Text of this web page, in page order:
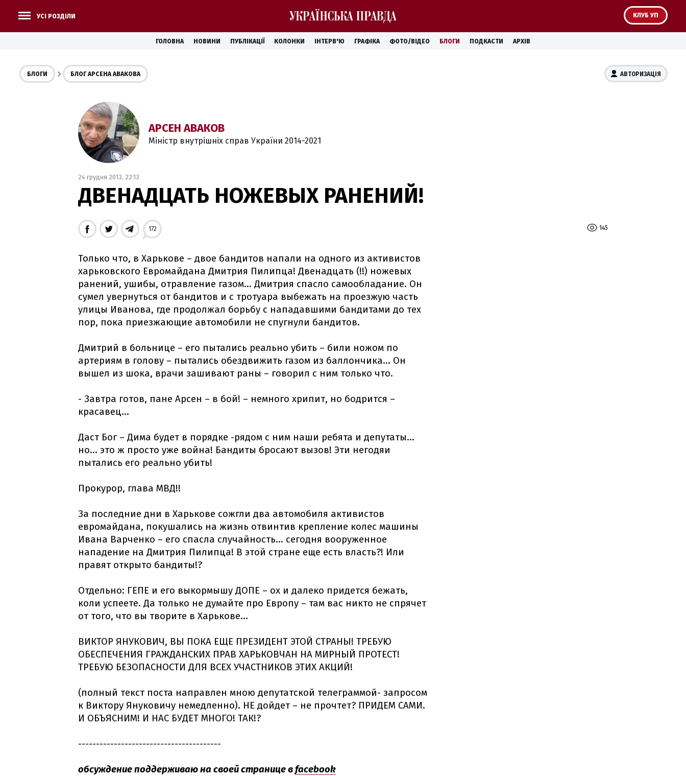
УСІ РОЗДІЛИ КЛУБ УП
ГОЛОВНА НОВИНИ ПУБЛІКАЦІЇ КОЛОНКИ ІНТЕРВ'Ю ГРАФІКА ФОТО/ВІДЕО БЛОГИ ПОДКАСТИ АРХІВ
АВТОРИЗАЦІЯ
БЛОГИ БЛОГ АРСЕНА АВАКОВА
АРСЕН АВАКОВ
Міністр внутрішніх справ України 2014-2021
24 грудня 2013, 22:13
ДВЕНАДЦАТЬ НОЖЕВЫХ РАНЕНИЙ!
145
172
Только что, в Харькове – двое бандитов напали на одного из активистов
харьковского Евромайдана Дмитрия Пилипца! Двенадцать (!!) ножевых
ранений, ушибы, отравление газом... Дмитрия спасло самообладание. Он
сумел увернуться от бандитов и с тротуара выбежать на проезжую часть
улицы Иванова, где продолжал борьбу с нападавшими бандитами до тех
пор, пока приезжающие автомобили не спугнули бандитов.
Дмитрий в больнице – его пытались реально убить – били ножом по
артериям в голову – пытались обездвижить газом из баллончика... Он
вышел из шока, врачи зашивают раны – говорил с ним только что.
- Завтра готов, пане Арсен – в бой! – немного хрипит, но бодрится –
красавец...
Даст Бог – Дима будет в порядке -рядом с ним наши ребята и депутаты...
но... это ж просто уже война! Бандиты бросают вызов! Эти негодяи
пытались его реально убить!
Прокурор, глава МВД!!
За последние дни в Харькове сожгли два автомобиля активистов
евромайдана, покушались на жизнь отвинтив крепление колес машины
Ивана Варченко – его спасла случайность... сегодня вооруженное
нападение на Дмитрия Пилипца! В этой стране еще есть власть?! Или
правят открыто бандиты!?
Отдельно: ГЕПЕ и его выкормышу ДОПЕ – ох и далеко придется бежать,
коли успеете. Да только не думайте про Европу – там вас никто не спрячет
от того, что вы творите в Харькове...
ВИКТОР ЯНУКОВИЧ, ВЫ ПОКА ЕЩЕ ПРЕЗИДЕНТ ЭТОЙ СТРАНЫ! ТРЕБУЮ
ОБЕСПЕЧЕНИЯ ГРАЖДАНСКИХ ПРАВ ХАРЬКОВЧАН НА МИРНЫЙ ПРОТЕСТ!
ТРЕБУЮ БЕЗОПАСНОСТИ ДЛЯ ВСЕХ УЧАСТНИКОВ ЭТИХ АКЦИЙ!
(полный текст поста направлен мною депутатской телеграммой- запросом
к Виктору Януковичу немедленно). НЕ дойдет – не прочтет? ПРИДЕМ САМИ.
И ОБЪЯСНИМ! И НАС БУДЕТ МНОГО! ТАК!?
----------------------------------------
обсуждение поддерживаю на своей странице вfacebook